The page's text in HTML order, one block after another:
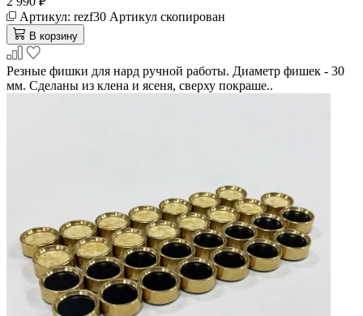
Артикул: rezf30 Артикул скопирован
В корзину
Резные фишки для нард ручной работы. Диаметр фишек - 30
мм. Сделаны из клена и ясеня, сверху покраше..